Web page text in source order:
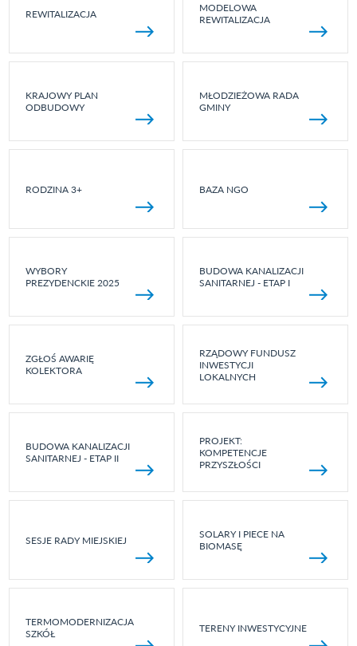
REWITALIZACJA
MODELOWA
REWITALIZACJA
KRAJOWY PLAN
ODBUDOWY
MŁODZIEŻOWA RADA
GMINY
RODZINA 3+ BAZA NGO
WYBORY
PREZYDENCKIE 2025
BUDOWA KANALIZACJI
SANITARNEJ - ETAP I
ZGŁOŚ AWARIĘ
KOLEKTORA
RZĄDOWY FUNDUSZ
INWESTYCJI
LOKALNYCH
BUDOWA KANALIZACJI
SANITARNEJ - ETAP II
PROJEKT:
KOMPETENCJE
PRZYSZŁOŚCI
SESJE RADY MIEJSKIEJ
SOLARY I PIECE NA
BIOMASĘ
TERMOMODERNIZACJA
SZKÓŁ
TERENY INWESTYCYJNE